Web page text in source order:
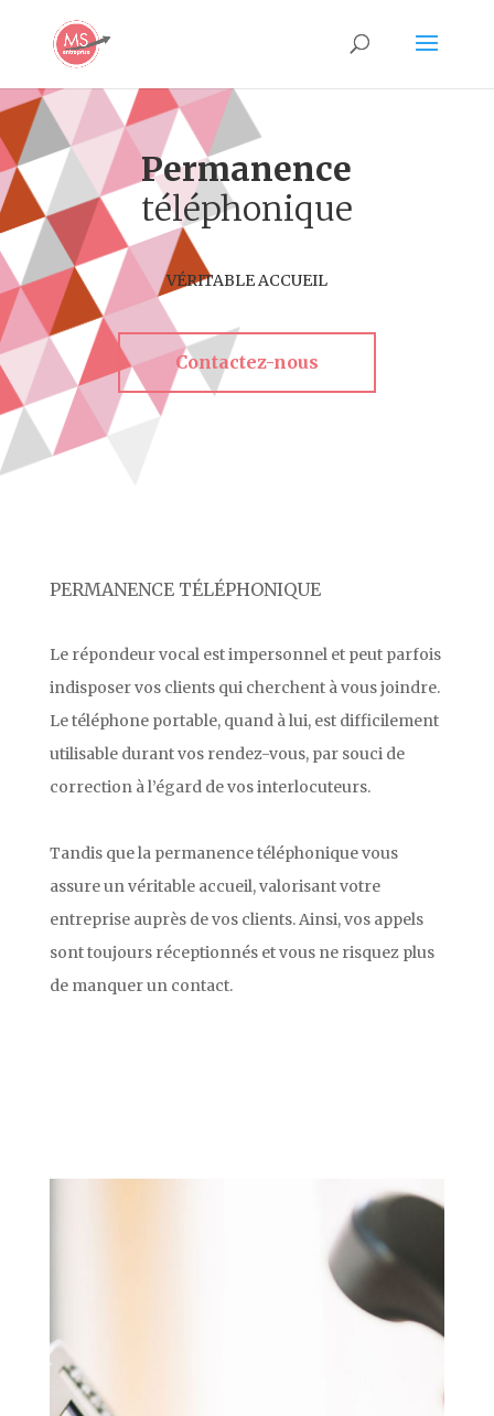
Permanence
téléphonique
VÉRITABLE ACCUEIL
Contactez-nous
PERMANENCE TÉLÉPHONIQUE
Le répondeur vocal est impersonnel et peut parfois
indisposer vos clients qui cherchent à vous joindre.
Le téléphone portable, quand à lui, est difficilement
utilisable durant vos rendez-vous, par souci de
correction à l’égard de vos interlocuteurs.
Tandis que la permanence téléphonique vous
assure un véritable accueil, valorisant votre
entreprise auprès de vos clients. Ainsi, vos appels
sont toujours réceptionnés et vous ne risquez plus
de manquer un contact.